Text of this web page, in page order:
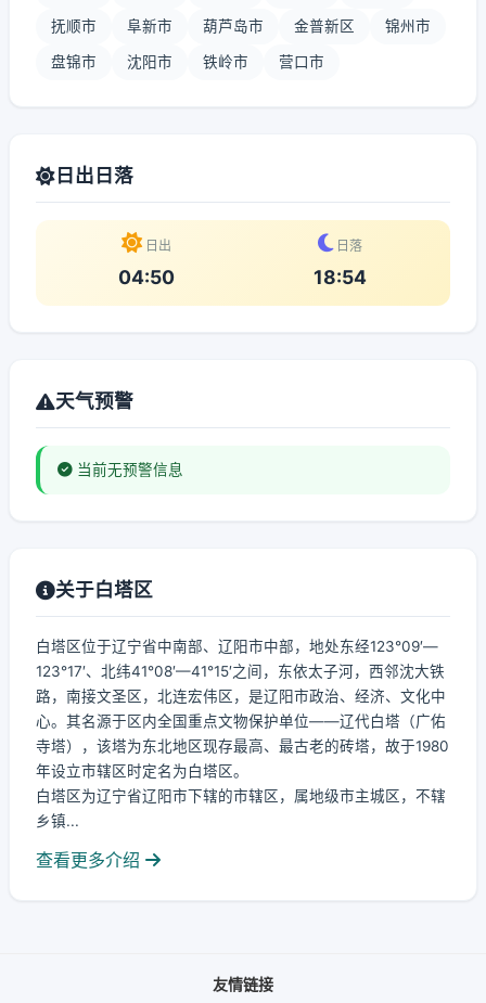
抚顺市 阜新市 葫芦岛市 金普新区 锦州市
盘锦市 沈阳市 铁岭市 营口市
日出日落
日出
04:50
日落
18:54
天气预警
当前无预警信息
关于白塔区
白塔区位于辽宁省中南部、辽阳市中部，地处东经123°09′—
123°17′、北纬41°08′—41°15′之间，东依太子河，西邻沈大铁
路，南接文圣区，北连宏伟区，是辽阳市政治、经济、文化中
心。其名源于区内全国重点文物保护单位——辽代白塔（广佑
寺塔），该塔为东北地区现存最高、最古老的砖塔，故于1980
年设立市辖区时定名为白塔区。
白塔区为辽宁省辽阳市下辖的市辖区，属地级市主城区，不辖
乡镇...
查看更多介绍
友情链接